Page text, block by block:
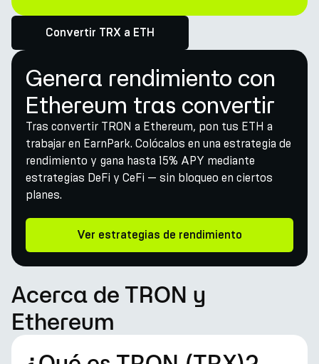
Convertir TRX a ETH
Genera rendimiento con
Ethereum tras convertir
Tras convertir TRON a Ethereum, pon tus ETH a
trabajar en EarnPark. Colócalos en una estrategia de
rendimiento y gana hasta 15% APY mediante
estrategias DeFi y CeFi — sin bloqueo en ciertos
planes.
Ver estrategias de rendimiento
Acerca de TRON y
Ethereum